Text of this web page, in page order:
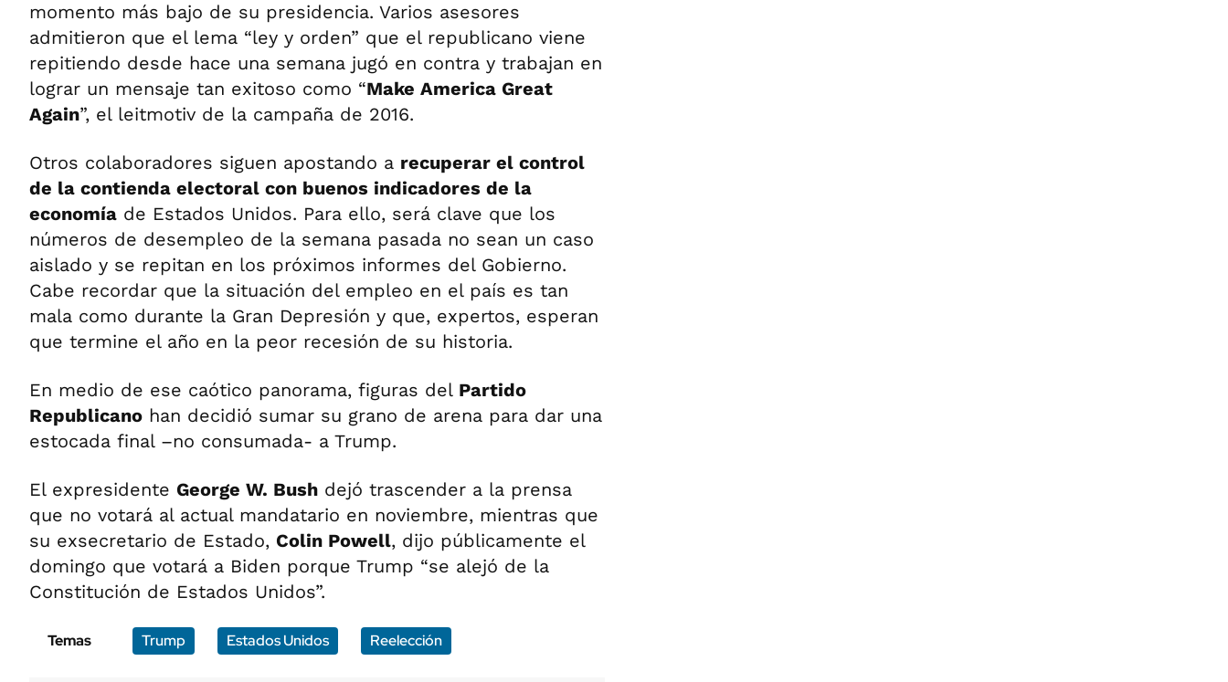
momento más bajo de su presidencia. Varios asesores
admitieron que el lema “ley y orden” que el republicano viene
repitiendo desde hace una semana jugó en contra y trabajan en
lograr un mensaje tan exitoso como “Make America Great
Again”, el leitmotiv de la campaña de 2016.
Otros colaboradores siguen apostando a recuperar el control
de la contienda electoral con buenos indicadores de la
economía de Estados Unidos. Para ello, será clave que los
números de desempleo de la semana pasada no sean un caso
aislado y se repitan en los próximos informes del Gobierno.
Cabe recordar que la situación del empleo en el país es tan
mala como durante la Gran Depresión y que, expertos, esperan
que termine el año en la peor recesión de su historia.
En medio de ese caótico panorama, figuras del Partido
Republicano han decidió sumar su grano de arena para dar una
estocada final –no consumada- a Trump.
El expresidente George W. Bush dejó trascender a la prensa
que no votará al actual mandatario en noviembre, mientras que
su exsecretario de Estado, Colin Powell, dijo públicamente el
domingo que votará a Biden porque Trump “se alejó de la
Constitución de Estados Unidos”.
Temas Trump Estados Unidos Reelección